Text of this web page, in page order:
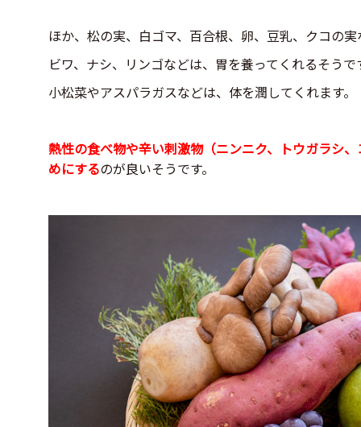
ほか、松の実、白ゴマ、百合根、卵、豆乳、クコの
ビワ、ナシ、リンゴなどは、胃を養ってくれるそうで
小松菜やアスパラガスなどは、体を潤してくれます。
熱性の食べ物や辛い刺激物（ニンニク、トウガラシ
めにするのが良いそうです。